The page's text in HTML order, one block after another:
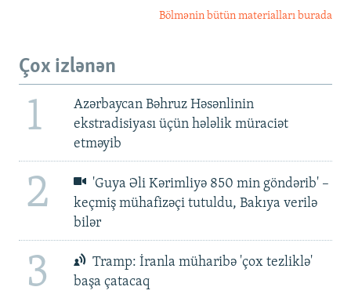
Bölmənin bütün materialları burada
Çox izlənən
1
Azərbaycan Bəhruz Həsənlinin
ekstradisiyası üçün hələlik müraciət
etməyib
2
'Guya Əli Kərimliyə 850 min göndərib' –
keçmiş mühafizəçi tutuldu, Bakıya verilə
bilər
3
Tramp: İranla müharibə 'çox tezliklə'
başa çatacaq